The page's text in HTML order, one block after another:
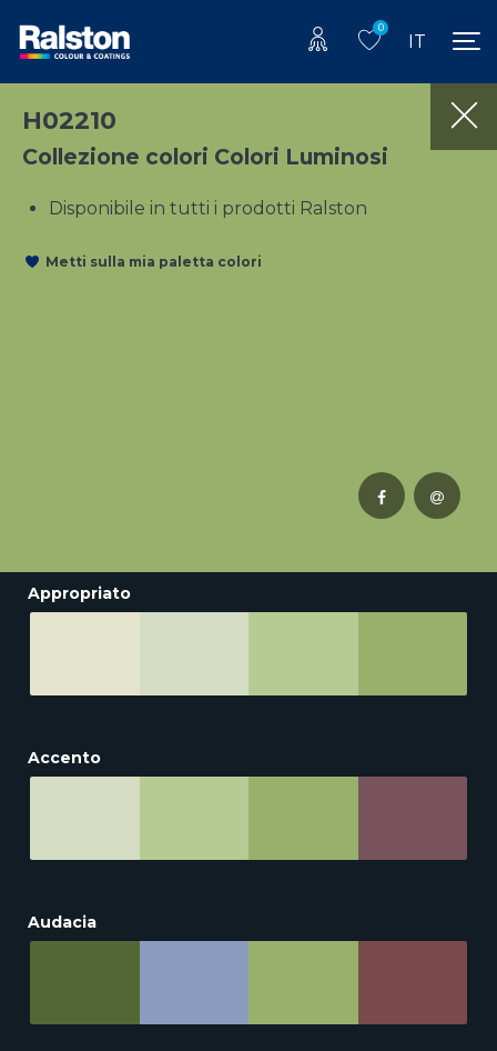
0
IT
H02210
Collezione colori Colori Luminosi
Disponibile in tutti i prodotti Ralston
Metti sulla mia paletta colori
Appropriato
Accento
Audacia